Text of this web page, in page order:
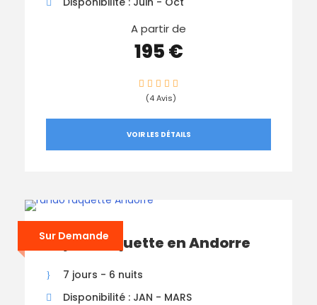
A partir de
195 €
(4 Avis)
VOIR LES DÉTAILS
Sur Demande
Séjour raquette en Andorre
7 jours - 6 nuits
Disponibilité : JAN - MARS